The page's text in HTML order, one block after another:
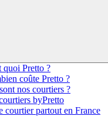
quoi Pretto ?
coûte Pretto ?
nos courtiers ?
byPretto
courtier partout en France